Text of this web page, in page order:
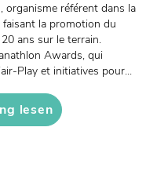
organisme référent dans la
la promotion du
ans sur le terrain.
Awards, qui
Play et initiatives pour...
lesen